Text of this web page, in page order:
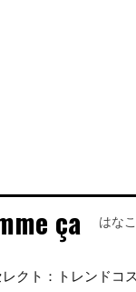
ça はな
クト：トレンドコ